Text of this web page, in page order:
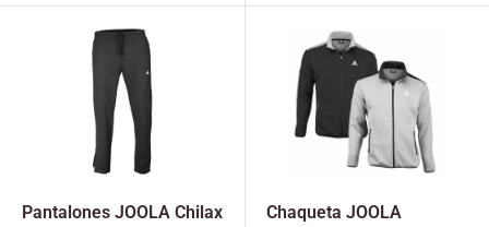
Pantalones JOOLA Chilax
Chaqueta JOOLA